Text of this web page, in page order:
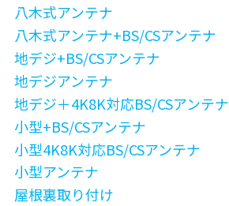
八木式アンテナ
八木式アンテナ+BS/CSアンテナ
地デジ+BS/CSアンテナ
地デジアンテナ
地デジ＋4K8K対応BS/CSアンテナ
小型+BS/CSアンテナ
小型4K8K対応BS/CSアンテナ
小型アンテナ
屋根裏取り付け